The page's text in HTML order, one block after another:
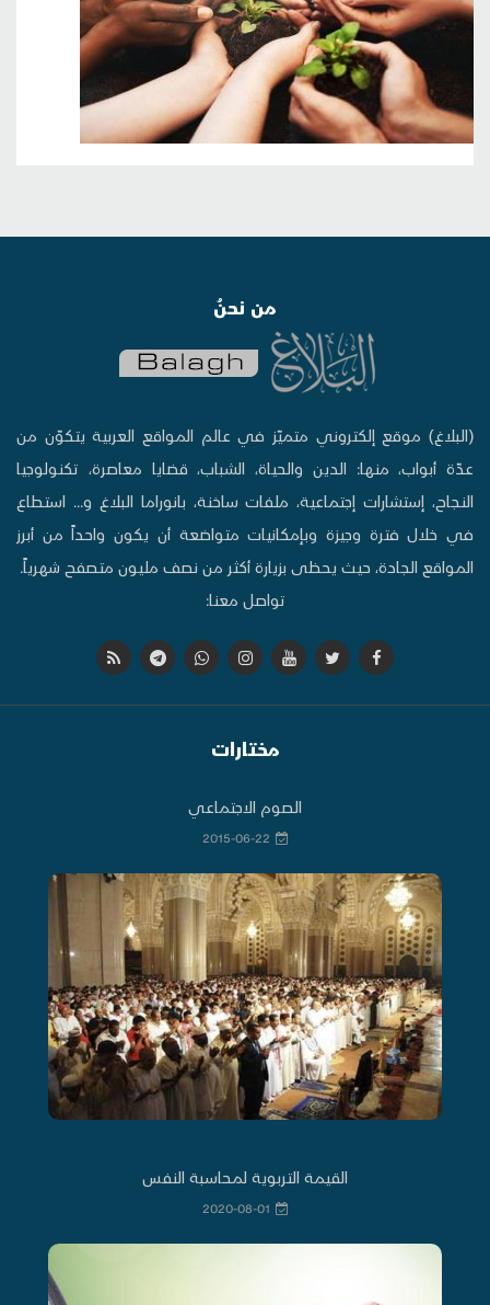
من نحنُ
(البلاغ) موقع إلكتروني متميّز في عالم المواقع العربية يتكوّن من
عدّة أبواب، منها: الدين والحياة، الشباب، قضايا معاصرة، تكنولوجيا
النجاح، إستشارات إجتماعية، ملفات ساخنة، بانوراما البلاغ و... استطاع
في خلال فترة وجيزة وبإمكانيات متواضعة أن يكون واحداً من أبرز
المواقع الجادة، حيث يحظى بزيارة أكثر من نصف مليون متصفح شهرياً.
تواصل معنا:
مختارات
الصوم الاجتماعي
2015-06-22
القيمة التربوية لمحاسبة النفس
2020-08-01